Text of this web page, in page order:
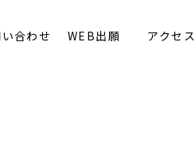
合わせ WEB出願 アクセス